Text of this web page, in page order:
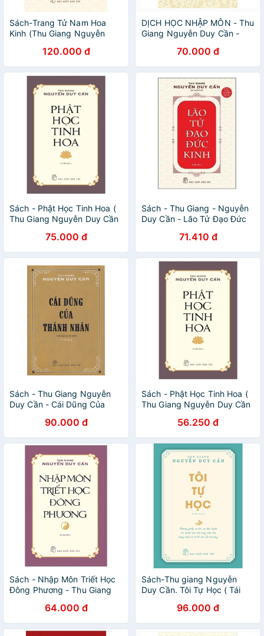
Sách-Trang Tử Nam Hoa
Kinh (Thu Giang Nguyễn
120.000 đ
DỊCH HỌC NHẬP MÔN - Thu
Giang Nguyễn Duy Cần -
70.000 đ
Sách - Phật Học Tinh Hoa (
Thu Giang Nguyễn Duy Cần
75.000 đ
Sách - Thu Giang - Nguyễn
Duy Cần - Lão Tử Đạo Đức
71.410 đ
Sách - Thu Giang Nguyễn
Duy Cần - Cái Dũng Của
8934974173595
90.000 đ
Sách - Phật Học Tinh Hoa (
Thu Giang Nguyễn Duy Cần
56.250 đ
Sách - Nhập Môn Triết Học
Đông Phương - Thu Giang
64.000 đ
Sách-Thu giang Nguyễn
Duy Cần. Tôi Tự Học ( Tái
96.000 đ